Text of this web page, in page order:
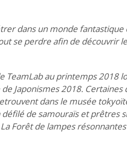
dans un monde fantastique
se perdre afin de découvrir
TeamLab au printemps 2018
Japonismes 2018.
dans le musée
de samouraïs et prêtres
Forêt de lampes